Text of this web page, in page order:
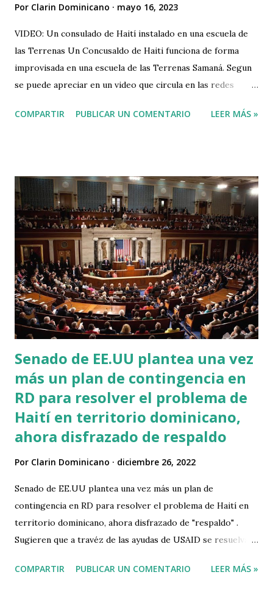
Por Clarin Dominicano mayo 16, 2023
VIDEO: Un consulado de Haití instalado en una escuela de
las Terrenas Un Concusaldo de Haiti funciona de forma
improvisada en una escuela de las Terrenas Samaná. Segun
se puede apreciar en un video que circula en las redes
en el plantel escolar. llamamos la atención de las
hacemos un llamado a los dominicanos a que pidan el
desalojo de este consulado haitiano, ilegal y clandestino, el
cual viola las leyes de instituciones publicas del estado
dominicano. VIDEO Según el denunciante, quien denota su
extrema indignación ante la magnitud del caso, el consulado
haitiano instalado en la escuela pública de las Terrenas se
dedica a doctar haitianos de documentos dominicanos.
Reiteramos nuestro llamado a todos los dominicanos a
investigar este caso y seguir denunciandolo ...
COMPARTIR PUBLICAR UN COMENTARIO LEER MÁS »
Senado de EE.UU plantea una vez
más un plan de contingencia en
RD para resolver el problema de
Haití en territorio dominicano,
ahora disfrazado de respaldo
Por Clarin Dominicano diciembre 26, 2022
Senado de EE.UU plantea una vez más un plan de
contingencia en RD para resolver el problema de Haití en
territorio dominicano, ahora disfrazado de "respaldo" .
Sugieren que a travéz de las ayudas de USAID se resuelvan
pero en territorio dominicano, similar a lo planteado en el
COMPARTIR PUBLICAR UN COMENTARIO LEER MÁS »